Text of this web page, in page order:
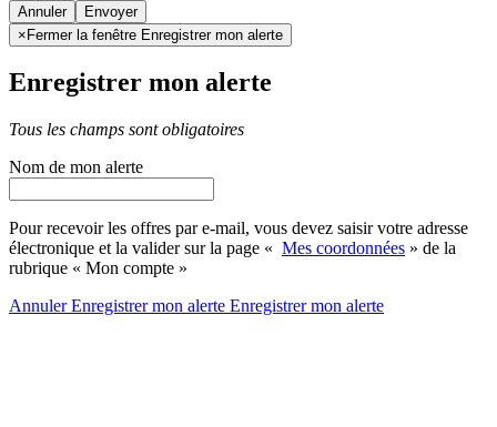
Annuler
×Fermer la fenêtre Enregistrer mon alerte
Enregistrer mon alerte
Tous les champs sont obligatoires
Nom de mon alerte
Pour recevoir les offres par e-mail, vous devez saisir votre adresse
électronique et la valider sur la page « Mes coordonnées » de la
rubrique « Mon compte »
AnnulerEnregistrer mon alerte Enregistrermon alerte